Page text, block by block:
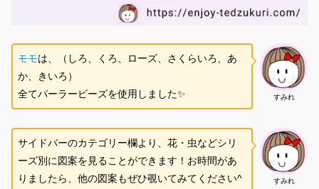
すみれ
モモは、（しろ、くろ、ローズ、さくらいろ、あ
か、きいろ）
全てパーラービーズを使用しました✨
すみれ
サイドバーのカテゴリー欄より、花・虫などシリ
ーズ別に図案を見ることができます！お時間があ
りましたら、他の図案もぜひ覗いてみてください^